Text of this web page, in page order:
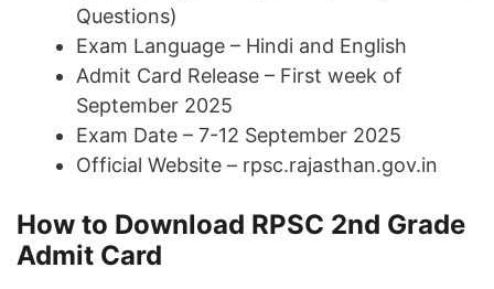
Questions)
Exam Language – Hindi and English
Admit Card Release – First week of
September 2025
Exam Date – 7-12 September 2025
Official Website – rpsc.rajasthan.gov.in
How to Download RPSC 2nd Grade
Admit Card